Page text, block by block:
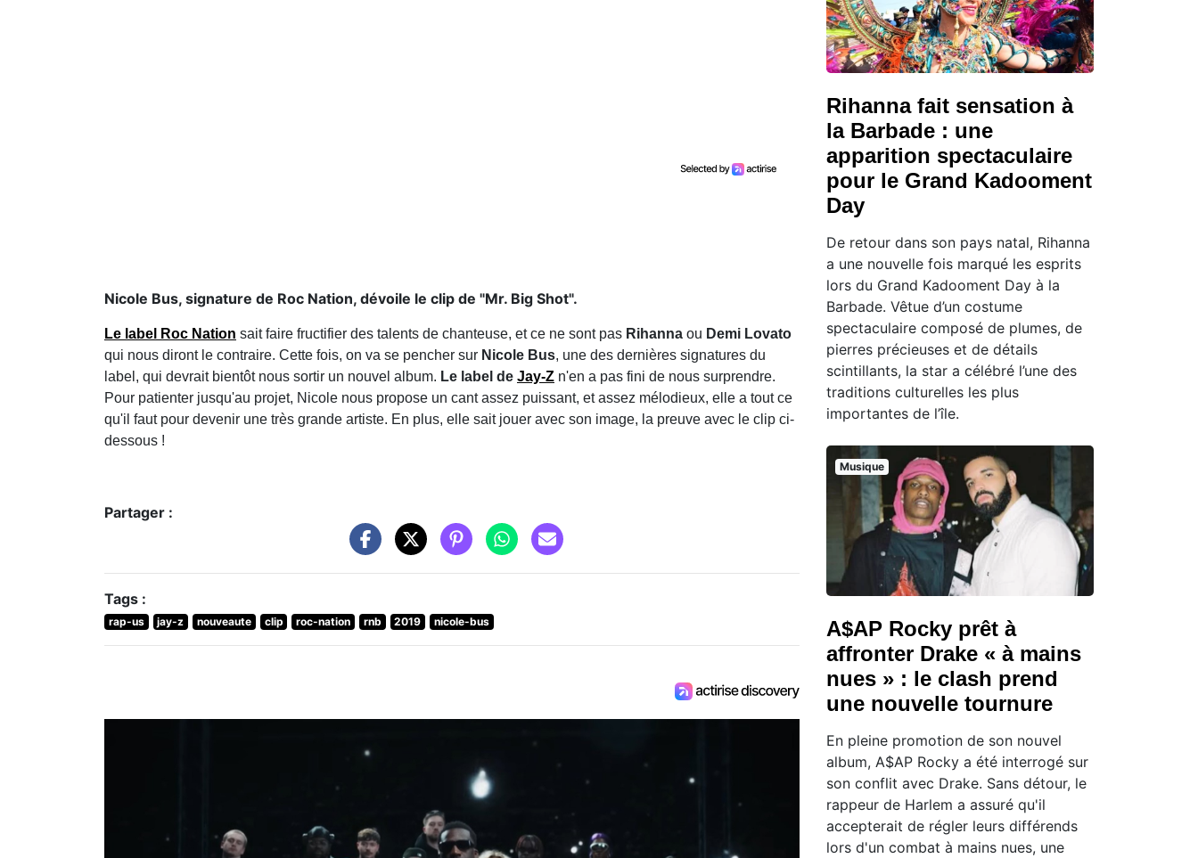
Nicole Bus, signature de Roc Nation, dévoile le clip de "Mr. Big Shot".
Le label Roc Nation sait faire fructifier des talents de chanteuse, et ce ne sont pas Rihanna ou Demi Lovato
qui nous diront le contraire. Cette fois, on va se pencher sur Nicole Bus, une des dernières signatures du
label, qui devrait bientôt nous sortir un nouvel album. Le label de Jay-Z n'en a pas fini de nous surprendre.
Pour patienter jusqu'au projet, Nicole nous propose un cant assez puissant, et assez mélodieux, elle a tout ce
qu'il faut pour devenir une très grande artiste. En plus, elle sait jouer avec son image, la preuve avec le clip ci-
dessous !
Partager :
Tags :
rap-us jay-z nouveaute clip roc-nation rnb 2019 nicole-bus
Rihanna fait sensation à
la Barbade : une
apparition spectaculaire
pour le Grand Kadooment
Day
De retour dans son pays natal, Rihanna
a une nouvelle fois marqué les esprits
lors du Grand Kadooment Day à la
Barbade. Vêtue d’un costume
spectaculaire composé de plumes, de
pierres précieuses et de détails
scintillants, la star a célébré l’une des
traditions culturelles les plus
importantes de l’île.
Musique
A$AP Rocky prêt à
affronter Drake « à mains
nues » : le clash prend
une nouvelle tournure
En pleine promotion de son nouvel
album, A$AP Rocky a été interrogé sur
son conflit avec Drake. Sans détour, le
rappeur de Harlem a assuré qu'il
accepterait de régler leurs différends
lors d'un combat à mains nues, une